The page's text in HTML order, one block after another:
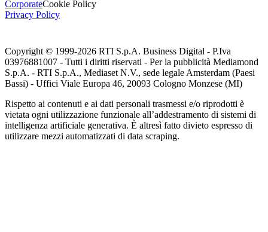
CorporateCookie Policy
Privacy Policy
Copyright © 1999-2026 RTI S.p.A. Business Digital - P.Iva
03976881007 - Tutti i diritti riservati - Per la pubblicità Mediamond
S.p.A. - RTI S.p.A., Mediaset N.V., sede legale Amsterdam (Paesi
Bassi) - Uffici Viale Europa 46, 20093 Cologno Monzese (MI)
Rispetto ai contenuti e ai dati personali trasmessi e/o riprodotti è
vietata ogni utilizzazione funzionale all’addestramento di sistemi di
intelligenza artificiale generativa. È altresì fatto divieto espresso di
utilizzare mezzi automatizzati di data scraping.